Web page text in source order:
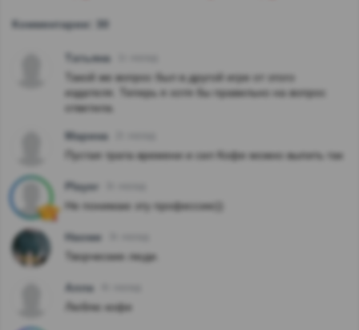
Комментарии: 30
Татьяна
Такой же вопрос был в другой игре от этого
издателя. Теперь я хотя бы правильно на вопрос
ответила.
Марина
Пустая трата времени и сил Кофе можно выпить так
Player
Не понимаю эту профессию))
Наоми
Творческие люди.
Алла
Люблю кофе